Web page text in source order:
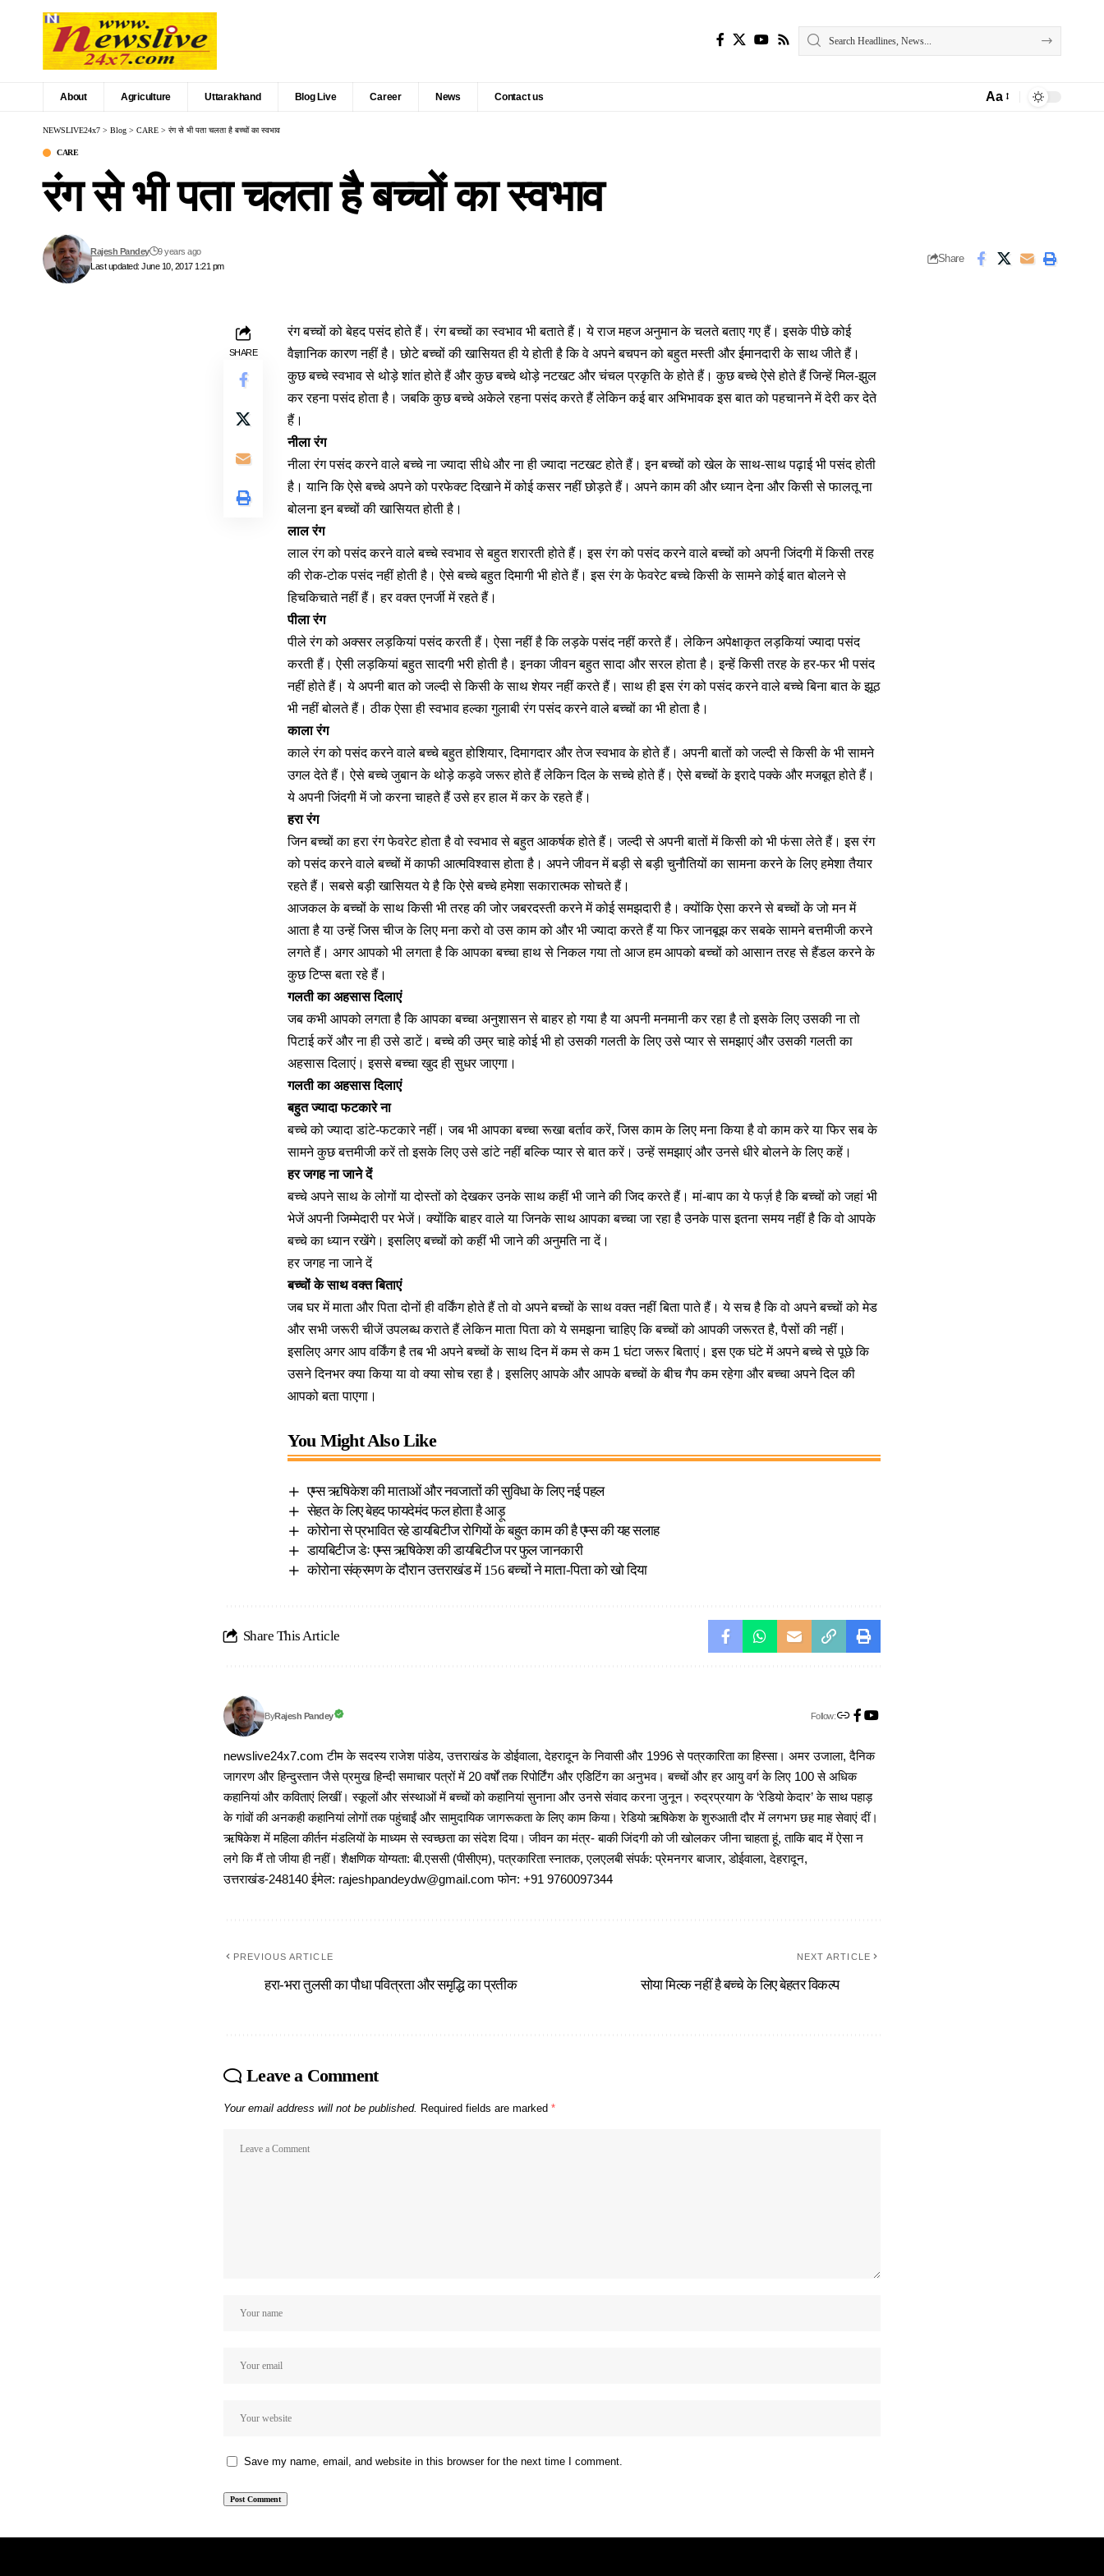
About Agriculture Uttarakhand Blog Live Career News Contact us Aa
NEWSLIVE24x7 > Blog > CARE > रंग से भी पता चलता है बच्चों का स्वभाव
CARE
रंग से भी पता चलता है बच्चों का स्वभाव
Last updated: June 10, 2017 1:21 pm
Rajesh Pandey 9 years ago
Share
SHARE
रंग बच्चों को बेहद पसंद होते हैं। रंग बच्चों का स्वभाव भी बताते हैं। ये राज महज अनुमान के चलते बताए गए हैं। इसके पीछे कोई
वैज्ञानिक कारण नहीं है। छोटे बच्चों की खासियत ही ये होती है कि वे अपने बचपन को बहुत मस्ती और ईमानदारी के साथ जीते हैं।
कुछ बच्चे स्वभाव से थोड़े शांत होते हैं और कुछ बच्चे थोड़े नटखट और चंचल प्रकृति के होते हैं। कुछ बच्चे ऐसे होते हैं जिन्हें मिल-झुल
कर रहना पसंद होता है। जबकि कुछ बच्चे अकेले रहना पसंद करते हैं लेकिन कई बार अभिभावक इस बात को पहचानने में देरी कर देते
हैं।
नीला रंग
नीला रंग पसंद करने वाले बच्चे ना ज्यादा सीधे और ना ही ज्यादा नटखट होते हैं। इन बच्चों को खेल के साथ-साथ पढ़ाई भी पसंद होती
है। यानि कि ऐसे बच्चे अपने को परफेक्ट दिखाने में कोई कसर नहीं छोड़ते हैं। अपने काम की और ध्यान देना और किसी से फालतू ना
बोलना इन बच्चों की खासियत होती है।
लाल रंग
लाल रंग को पसंद करने वाले बच्चे स्वभाव से बहुत शरारती होते हैं। इस रंग को पसंद करने वाले बच्चों को अपनी जिंदगी में किसी तरह
की रोक-टोक पसंद नहीं होती है। ऐसे बच्चे बहुत दिमागी भी होते हैं। इस रंग के फेवरेट बच्चे किसी के सामने कोई बात बोलने से
हिचकिचाते नहीं हैं। हर वक्त एनर्जी में रहते हैं।
पीला रंग
पीले रंग को अक्सर लड़कियां पसंद करती हैं। ऐसा नहीं है कि लड़के पसंद नहीं करते हैं। लेकिन अपेक्षाकृत लड़कियां ज्यादा पसंद
करती हैं। ऐसी लड़कियां बहुत सादगी भरी होती है। इनका जीवन बहुत सादा और सरल होता है। इन्हें किसी तरह के हर-फर भी पसंद
नहीं होते हैं। ये अपनी बात को जल्दी से किसी के साथ शेयर नहीं करते हैं। साथ ही इस रंग को पसंद करने वाले बच्चे बिना बात के झूठ
भी नहीं बोलते हैं। ठीक ऐसा ही स्वभाव हल्का गुलाबी रंग पसंद करने वाले बच्चों का भी होता है।
काला रंग
काले रंग को पसंद करने वाले बच्चे बहुत होशियार, दिमागदार और तेज स्वभाव के होते हैं। अपनी बातों को जल्दी से किसी के भी सामने
उगल देते हैं। ऐसे बच्चे जुबान के थोड़े कड़वे जरूर होते हैं लेकिन दिल के सच्चे होते हैं। ऐसे बच्चों के इरादे पक्के और मजबूत होते हैं।
ये अपनी जिंदगी में जो करना चाहते हैं उसे हर हाल में कर के रहते हैं।
हरा रंग
जिन बच्चों का हरा रंग फेवरेट होता है वो स्वभाव से बहुत आकर्षक होते हैं। जल्दी से अपनी बातों में किसी को भी फंसा लेते हैं। इस रंग
को पसंद करने वाले बच्चों में काफी आत्मविश्वास होता है। अपने जीवन में बड़ी से बड़ी चुनौतियों का सामना करने के लिए हमेशा तैयार
रहते हैं। सबसे बड़ी खासियत ये है कि ऐसे बच्चे हमेशा सकारात्मक सोचते हैं।
आजकल के बच्चों के साथ किसी भी तरह की जोर जबरदस्ती करने में कोई समझदारी है। क्योंकि ऐसा करने से बच्चों के जो मन में
आता है या उन्हें जिस चीज के लिए मना करो वो उस काम को और भी ज्यादा करते हैं या फिर जानबूझ कर सबके सामने बत्तमीजी करने
लगते हैं। अगर आपको भी लगता है कि आपका बच्चा हाथ से निकल गया तो आज हम आपको बच्चों को आसान तरह से हैंडल करने के
कुछ टिप्स बता रहे हैं।
गलती का अहसास दिलाएं
जब कभी आपको लगता है कि आपका बच्चा अनुशासन से बाहर हो गया है या अपनी मनमानी कर रहा है तो इसके लिए उसकी ना तो
पिटाई करें और ना ही उसे डाटें। बच्चे की उम्र चाहे कोई भी हो उसकी गलती के लिए उसे प्यार से समझाएं और उसकी गलती का
अहसास दिलाएं। इससे बच्चा खुद ही सुधर जाएगा।
गलती का अहसास दिलाएं
बहुत ज्यादा फटकारे ना
बच्चे को ज्यादा डांटे-फटकारे नहीं। जब भी आपका बच्चा रूखा बर्ताव करें, जिस काम के लिए मना किया है वो काम करे या फिर सब के
सामने कुछ बत्तमीजी करें तो इसके लिए उसे डांटे नहीं बल्कि प्यार से बात करें। उन्हें समझाएं और उनसे धीरे बोलने के लिए कहें।
हर जगह ना जाने दें
बच्चे अपने साथ के लोगों या दोस्तों को देखकर उनके साथ कहीं भी जाने की जिद करते हैं। मां-बाप का ये फर्ज़ है कि बच्चों को जहां भी
भेजें अपनी जिम्मेदारी पर भेजें। क्योंकि बाहर वाले या जिनके साथ आपका बच्चा जा रहा है उनके पास इतना समय नहीं है कि वो आपके
बच्चे का ध्यान रखेंगे। इसलिए बच्चों को कहीं भी जाने की अनुमति ना दें।
हर जगह ना जाने दें
बच्चों के साथ वक्त बिताएं
जब घर में माता और पिता दोनों ही वर्किंग होते हैं तो वो अपने बच्चों के साथ वक्त नहीं बिता पाते हैं। ये सच है कि वो अपने बच्चों को मेड
और सभी जरूरी चीजें उपलब्ध कराते हैं लेकिन माता पिता को ये समझना चाहिए कि बच्चों को आपकी जरूरत है, पैसों की नहीं।
इसलिए अगर आप वर्किंग है तब भी अपने बच्चों के साथ दिन में कम से कम 1 घंटा जरूर बिताएं। इस एक घंटे में अपने बच्चे से पूछे कि
उसने दिनभर क्या किया या वो क्या सोच रहा है। इसलिए आपके और आपके बच्चों के बीच गैप कम रहेगा और बच्चा अपने दिल की
आपको बता पाएगा।
You Might Also Like
एम्स ऋषिकेश की माताओं और नवजातों की सुविधा के लिए नई पहल
सेहत के लिए बेहद फायदेमंद फल होता है आड़ू
कोरोना से प्रभावित रहे डायबिटीज रोगियों के बहुत काम की है एम्स की यह सलाह
डायबिटीज डेः एम्स ऋषिकेश की डायबिटीज पर फुल जानकारी
कोरोना संक्रमण के दौरान उत्तराखंड में 156 बच्चों ने माता-पिता को खो दिया
Share This Article
ByRajesh Pandey Follow:
newslive24x7.com टीम के सदस्य राजेश पांडेय, उत्तराखंड के डोईवाला, देहरादून के निवासी और 1996 से पत्रकारिता का हिस्सा। अमर उजाला, दैनिक
जागरण और हिन्दुस्तान जैसे प्रमुख हिन्दी समाचार पत्रों में 20 वर्षों तक रिपोर्टिंग और एडिटिंग का अनुभव। बच्चों और हर आयु वर्ग के लिए 100 से अधिक
कहानियां और कविताएं लिखीं। स्कूलों और संस्थाओं में बच्चों को कहानियां सुनाना और उनसे संवाद करना जुनून। रुद्रप्रयाग के ‘रेडियो केदार’ के साथ पहाड़
के गांवों की अनकही कहानियां लोगों तक पहुंचाईं और सामुदायिक जागरूकता के लिए काम किया। रेडियो ऋषिकेश के शुरुआती दौर में लगभग छह माह सेवाएं दीं।
ऋषिकेश में महिला कीर्तन मंडलियों के माध्यम से स्वच्छता का संदेश दिया। जीवन का मंत्र- बाकी जिंदगी को जी खोलकर जीना चाहता हूं, ताकि बाद में ऐसा न
लगे कि मैं तो जीया ही नहीं। शैक्षणिक योग्यता: बी.एससी (पीसीएम), पत्रकारिता स्नातक, एलएलबी संपर्क: प्रेमनगर बाजार, डोईवाला, देहरादून,
उत्तराखंड-248140 ईमेल: rajeshpandeydw@gmail.com फोन: +91 9760097344
PREVIOUS ARTICLE
हरा-भरा तुलसी का पौधा पवित्रता और समृद्धि का प्रतीक
NEXT ARTICLE
सोया मिल्क नहीं है बच्चे के लिए बेहतर विकल्प
Leave a Comment
Your email address will not be published. Required fields are marked *
Save my name, email, and website in this browser for the next time I comment.